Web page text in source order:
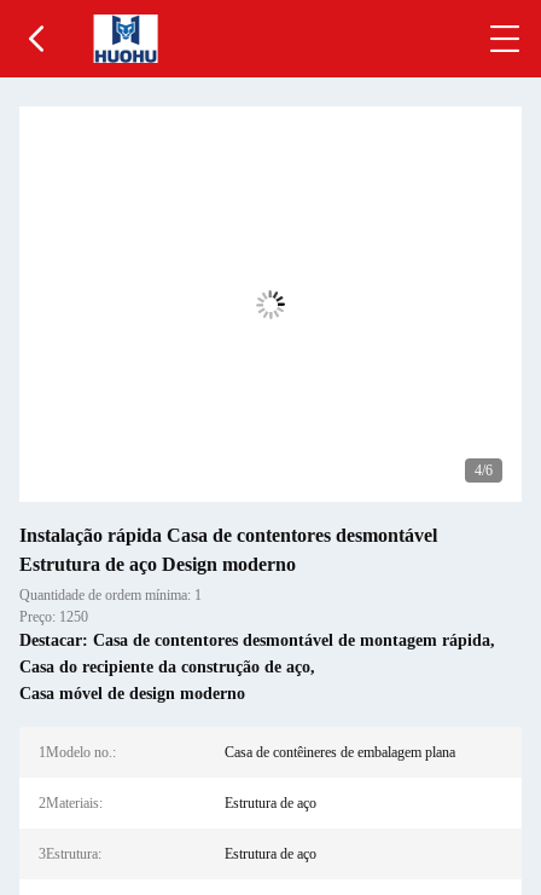
5/6
Instalação rápida Casa de contentores desmontável
Estrutura de aço Design moderno
Quantidade de ordem mínima: 1
Preço: 1250
Destacar: Casa de contentores desmontável de montagem rápida,
Casa do recipiente da construção de aço,
Casa móvel de design moderno
1Modelo no.: Casa de contêineres de embalagem plana
2Materiais: Estrutura de aço
3Estrutura: Estrutura de aço